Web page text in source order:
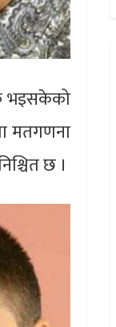
भइसकेको
मतगणना
छ ।